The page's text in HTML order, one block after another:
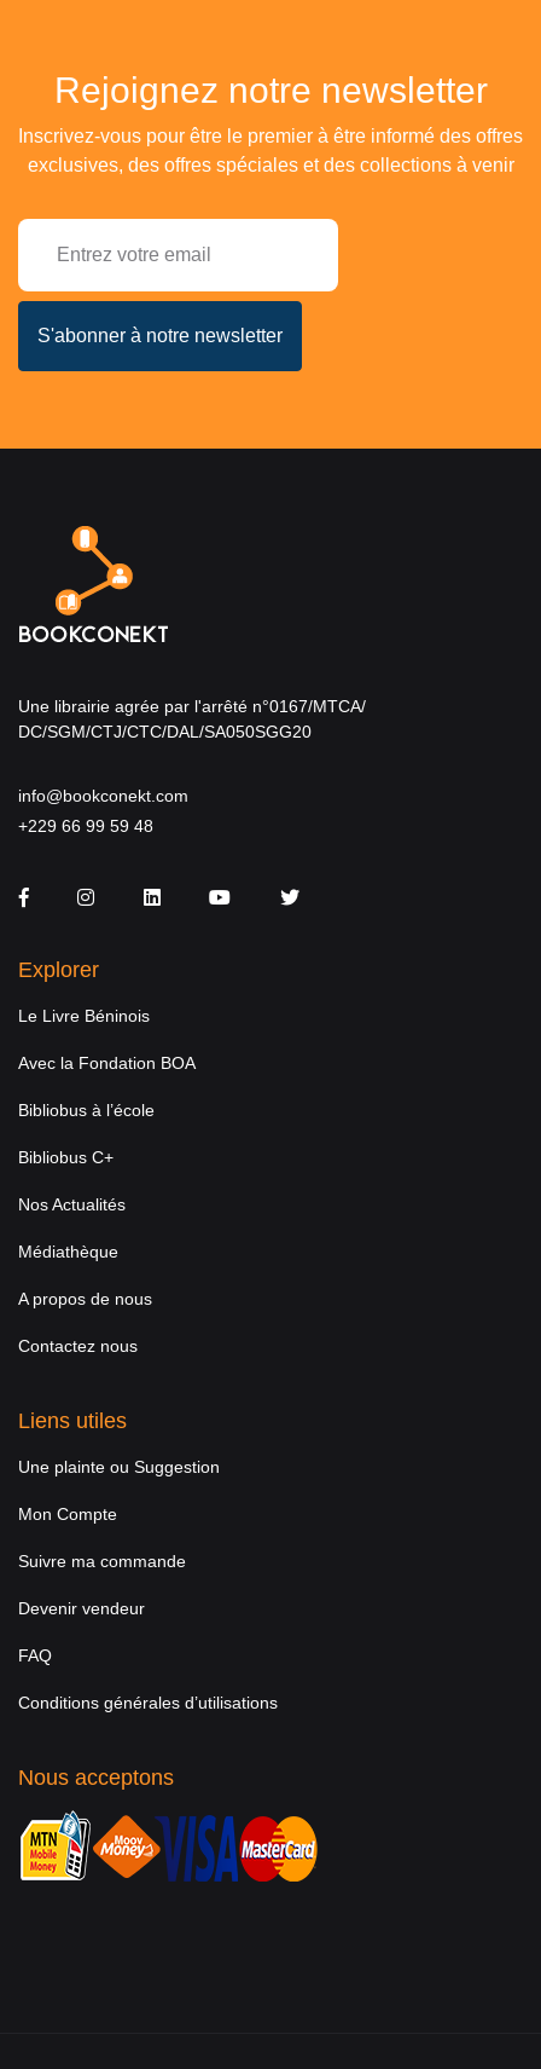
Rejoignez notre newsletter
Inscrivez-vous pour être le premier à être informé des offres
exclusives, des offres spéciales et des collections à venir
Une librairie agrée par l'arrêté n°0167/MTCA/
DC/SGM/CTJ/CTC/DAL/SA050SGG20
info@bookconekt.com
+229 66 99 59 48
FacebookInstagramLinkedInYou TubeTwitter
Explorer
Le Livre Béninois
Avec la Fondation BOA
Bibliobus à l’école
Bibliobus C+
Nos Actualités
Médiathèque
A propos de nous
Contactez nous
Liens utiles
Une plainte ou Suggestion
Mon Compte
Suivre ma commande
Devenir vendeur
FAQ
Conditions générales d’utilisations
Nous acceptons